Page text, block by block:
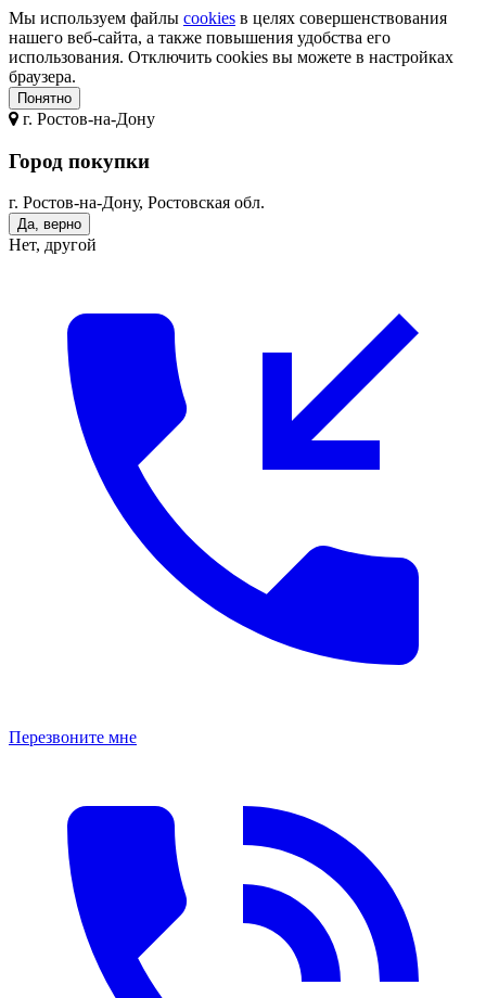
Мы используем файлы cookies в целях совершенствования
нашего веб-сайта, а также повышения удобства его
использования. Отключить cookies вы можете в настройках
браузера.
Понятно
г. Ростов-на-Дону
Город покупки
г. Ростов-на-Дону, Ростовская обл.
Да, верно
Нет, другой
Перезвоните мне